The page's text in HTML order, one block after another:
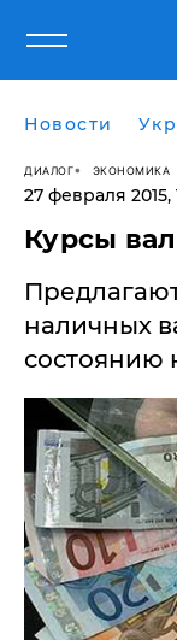
Новости
ДИАЛОГ ЭКОНОМИКА
27 февраля 2015,
Курсы
наличных
состоянию